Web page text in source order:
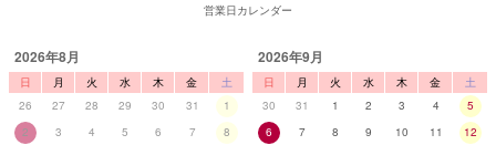
営業日カレンダー
2026年8月
日 月 火 水 木 金
土
26
27 28 29 30 31
1
2
3 4 5 6 7
8
2026年9月
日 月 火 水 木 金
土
30
31 1 2 3 4
5
6
7 8 9 10 11
12